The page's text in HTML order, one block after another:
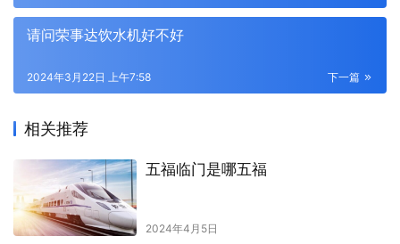
请问荣事达饮水机好不好
下一篇
2024年3月22日 上午7:58
相关推荐
五福临门是哪五福
2024年4月5日